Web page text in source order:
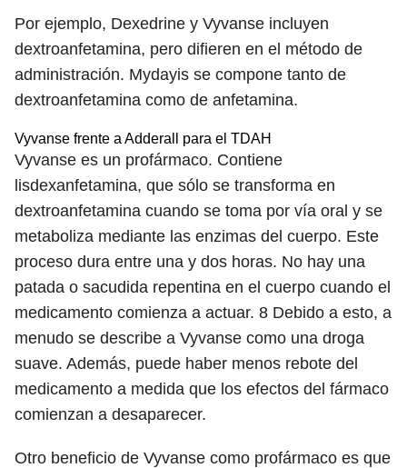
Por ejemplo, Dexedrine y Vyvanse incluyen
dextroanfetamina, pero difieren en el método de
administración. Mydayis se compone tanto de
dextroanfetamina como de anfetamina.
Vyvanse frente a Adderall para el TDAH
Vyvanse es un profármaco. Contiene
lisdexanfetamina, que sólo se transforma en
dextroanfetamina cuando se toma por vía oral y se
metaboliza mediante las enzimas del cuerpo. Este
proceso dura entre una y dos horas. No hay una
patada o sacudida repentina en el cuerpo cuando el
medicamento comienza a actuar. 8 Debido a esto, a
menudo se describe a Vyvanse como una droga
suave. Además, puede haber menos rebote del
medicamento a medida que los efectos del fármaco
comienzan a desaparecer.
Otro beneficio de Vyvanse como profármaco es que